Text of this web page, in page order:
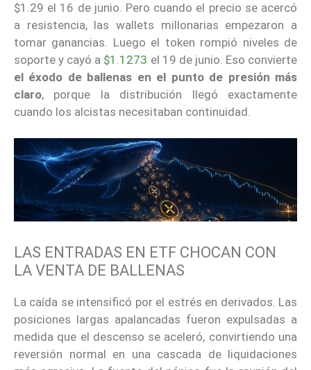
$1.29 el 16 de junio. Pero cuando el precio se acercó
a resistencia, las wallets millonarias empezaron a
tomar ganancias. Luego el token rompió niveles de
soporte y cayó a $1.1273 el 19 de junio. Eso convierte
el éxodo de ballenas en el punto de presión más
claro, porque la distribución llegó exactamente
cuando los alcistas necesitaban continuidad.
LAS ENTRADAS EN ETF CHOCAN CON
LA VENTA DE BALLENAS
La caída se intensificó por el estrés en derivados. Las
posiciones largas apalancadas fueron expulsadas a
medida que el descenso se aceleró, convirtiendo una
reversión normal en una cascada de liquidaciones